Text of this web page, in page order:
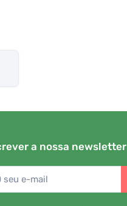
a nossa newsletter